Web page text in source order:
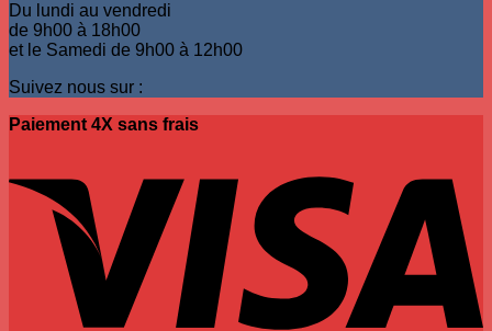
Du lundi au vendredi
de 9h00 à 18h00
et le Samedi de 9h00 à 12h00
Suivez nous sur :
Paiement 4X sans frais